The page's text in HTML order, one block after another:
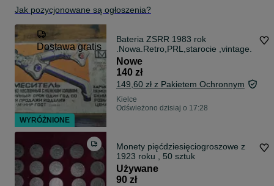
Jak pozycjonowane są ogłoszenia?
Dostawa gratis
Bateria ZSRR 1983 rok
.Nowa.Retro,PRL,starocie ,vintage.
Nowe
140 zł
149,60 zł z Pakietem Ochronnym
Kielce
Odświeżono dzisiaj o 17:28
Monety pięćdziesięciogroszowe z
1923 roku , 50 sztuk
Używane
90 zł
WYRÓŻNIONE